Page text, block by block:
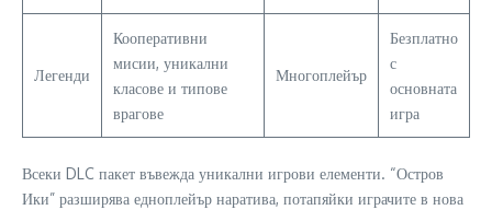
Легенди
Кооперативни
мисии, уникални
класове и типове
врагове
Многоплейър
Безплатно
с
основната
игра
Всеки DLC пакет въвежда уникални игрови елементи. “Остров
Ики” разширява едноплейър наратива, потапяйки играчите в нова